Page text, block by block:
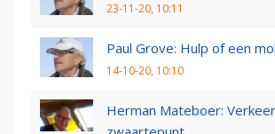
23-11-20, 10:11
Paul Grove: Hulp of een
14-10-20, 10:10
Herman Mateboer: